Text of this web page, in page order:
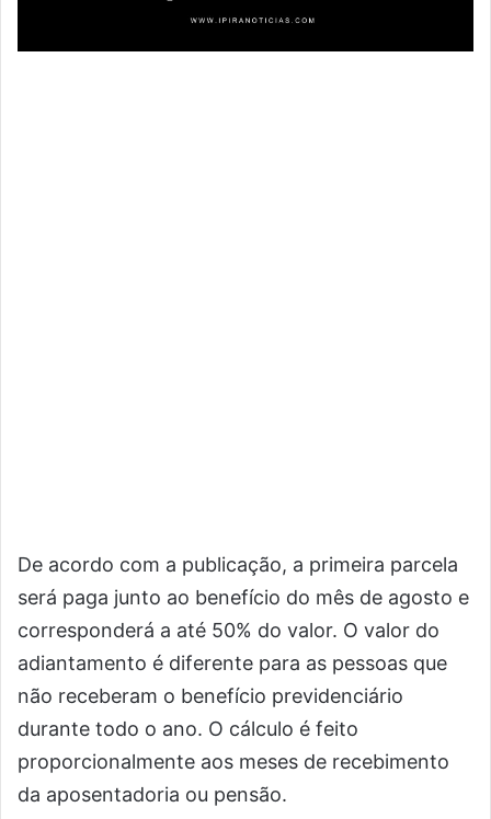
De acordo com a publicação, a primeira parcela
será paga junto ao benefício do mês de agosto e
corresponderá a até 50% do valor. O valor do
adiantamento é diferente para as pessoas que
não receberam o benefício previdenciário
durante todo o ano. O cálculo é feito
proporcionalmente aos meses de recebimento
da aposentadoria ou pensão.